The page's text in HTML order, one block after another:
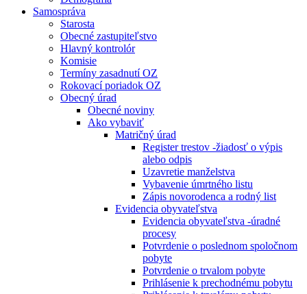
Samospráva
Starosta
Obecné zastupiteľstvo
Hlavný kontrolór
Komisie
Termíny zasadnutí OZ
Rokovací poriadok OZ
Obecný úrad
Obecné noviny
Ako vybaviť
Matričný úrad
Register trestov -žiadosť o výpis
alebo odpis
Uzavretie manželstva
Vybavenie úmrtného listu
Zápis novorodenca a rodný list
Evidencia obyvateľstva
Evidencia obyvateľstva -úradné
procesy
Potvrdenie o poslednom spoločnom
pobyte
Potvrdenie o trvalom pobyte
Prihlásenie k prechodnému pobytu